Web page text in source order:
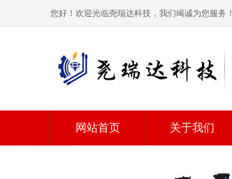
您好！欢迎光临尧瑞达科技，我们竭诚为您服务！
网站首页 关于我们